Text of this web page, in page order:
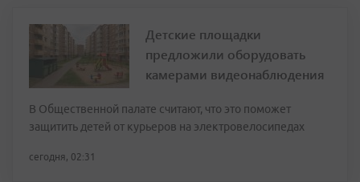
Детские площадки
предложили оборудовать
камерами видеонаблюдения
В Общественной палате считают, что это поможет
защитить детей от курьеров на электровелосипедах
сегодня, 02:31